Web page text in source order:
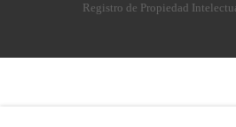
Registro de Propiedad